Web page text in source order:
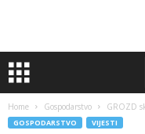
Home Gospodarstvo GROZD
GOSPODARSTVO VIJESTI